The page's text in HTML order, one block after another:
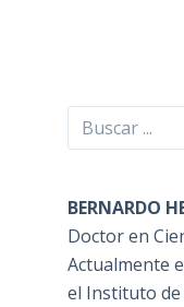
Buscar
BERNARDO
Doctor en
Actualmente
el Instituto de